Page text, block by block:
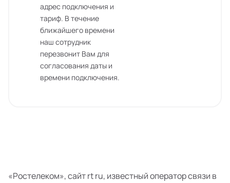
адрес подключения и
тариф. В течение
ближайшего времени
наш сотрудник
перезвонит Вам для
согласования даты и
времени подключения.
«Ростелеком», сайт rt ru, известный оператор связи в